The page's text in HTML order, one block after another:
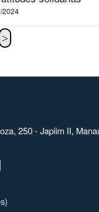
2024
250 - Japiim II,